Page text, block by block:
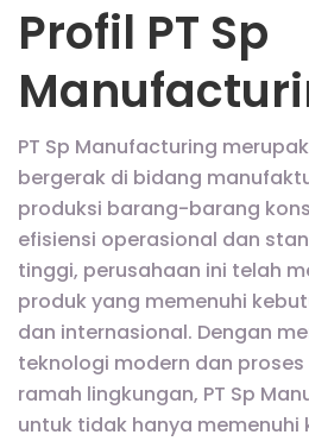
Profil PT Sp
PT Sp Manufacturing
bergerak di bidang
produksi barang-barang
efisiensi operasional dan
tinggi, perusahaan ini telah
produk yang memenuhi
dan internasional. Dengan
teknologi modern dan
ramah lingkungan, PT Sp
untuk tidak hanya memenuhi